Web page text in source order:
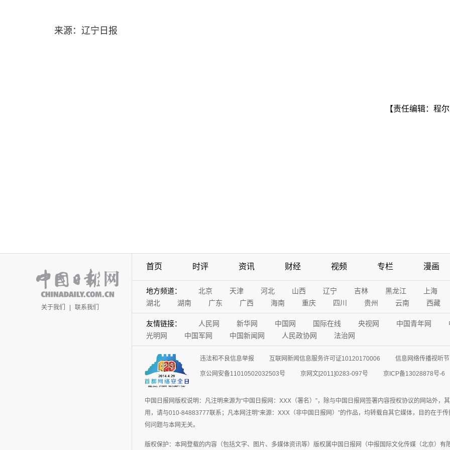
来源：辽宁日报
【责任编辑：程
关于我们 | 联系我们
首页 时评 资讯 财经 视频 专栏 漫画
地方频道： 北京 天津 河北 山西 辽宁 吉林 黑龙江
上海
湖北
湖南 广东 广西 海南 重庆 四川 贵州 云南 西藏
友情链接： 人民网 新华网 中国网 国际在线 央视网 中国青年网
光明网
中国军网 中国新闻网 人民政协网 法治网
违法和不良信息举报 互联网新闻信息服务许可证10120170006 信息网络传播视听
京公网安备11010502032503号 京网文[2011]0283-097号 京ICP备13028878号-6
中国日报网版权说明：凡注明来源为“中国日报网：XXX（署名）”，除与中国日报网签署内容授权协议的网站外
用，请与010-84883777联系；凡本网注明“来源：XXX（非中国日报网）”的作品，均转载自其它媒体，目的在于
何问题与本网无关。
版权保护：本网登载的内容（包括文字、图片、多媒体资讯等）版权属中国日报网（中报国际文化传媒（北京）